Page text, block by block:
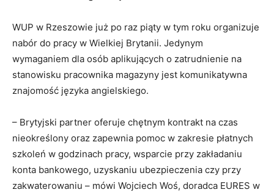
WUP w Rzeszowie już po raz piąty w tym roku organizuje
nabór do pracy w Wielkiej Brytanii. Jedynym
wymaganiem dla osób aplikujących o zatrudnienie na
stanowisku pracownika magazyny jest komunikatywna
znajomość języka angielskiego.
– Brytyjski partner oferuje chętnym kontrakt na czas
nieokreślony oraz zapewnia pomoc w zakresie płatnych
szkoleń w godzinach pracy, wsparcie przy zakładaniu
konta bankowego, uzyskaniu ubezpieczenia czy przy
zakwaterowaniu – mówi Wojciech Woś, doradca EURES w